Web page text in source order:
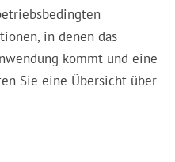
in denen das
kommt und eine
Sie eine Übersicht über